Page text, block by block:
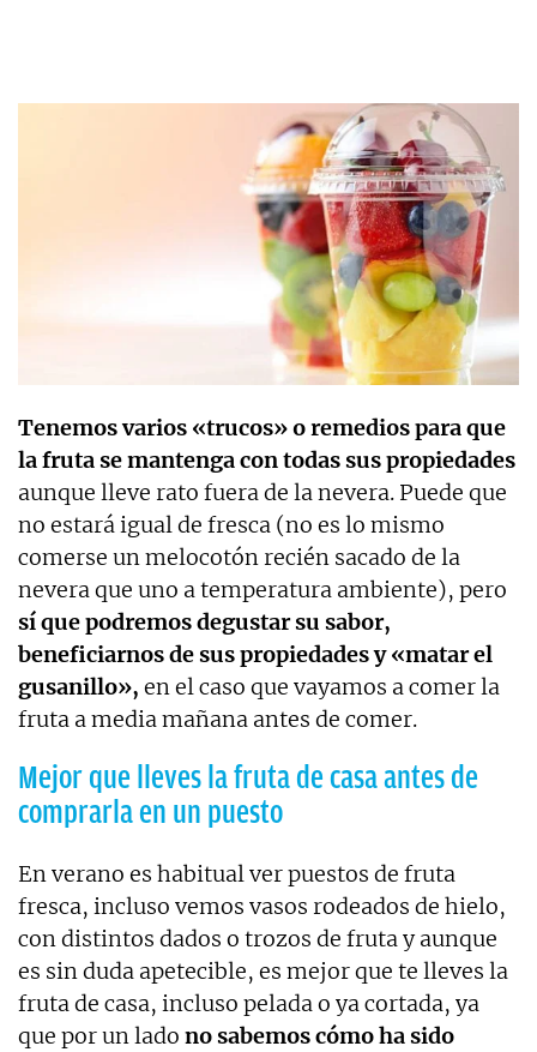
Tenemos varios «trucos» o remedios para que
la fruta se mantenga con todas sus propiedades
aunque lleve rato fuera de la nevera. Puede que
no estará igual de fresca (no es lo mismo
comerse un melocotón recién sacado de la
nevera que uno a temperatura ambiente), pero
sí que podremos degustar su sabor,
beneficiarnos de sus propiedades y «matar el
gusanillo», en el caso que vayamos a comer la
fruta a media mañana antes de comer.
Mejor que lleves la fruta de casa antes de
comprarla en un puesto
En verano es habitual ver puestos de fruta
fresca, incluso vemos vasos rodeados de hielo,
con distintos dados o trozos de fruta y aunque
es sin duda apetecible, es mejor que te lleves la
fruta de casa, incluso pelada o ya cortada, ya
que por un lado no sabemos cómo ha sido